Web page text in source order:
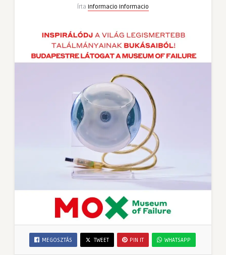
Írta Informacio Informacio
MEGOSZTÁS TWEET PIN IT WHATSAPP